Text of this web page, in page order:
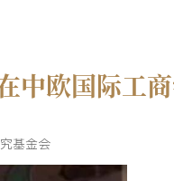
中欧国际工
基金会